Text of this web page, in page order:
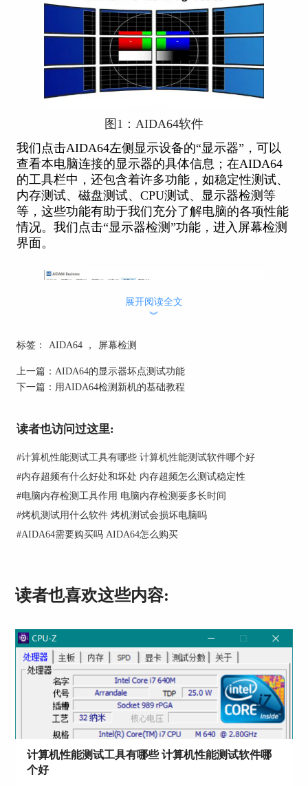
图1：AIDA64软件
我们点击AIDA64左侧显示设备的“显示器”，可以
查看本电脑连接的显示器的具体信息；在AIDA64
的工具栏中，还包含着许多功能，如稳定性测试、
内存测试、磁盘测试、CPU测试、显示器检测等
等，这些功能有助于我们充分了解电脑的各项性能
情况。我们点击“显示器检测”功能，进入屏幕检测
界面。
图2：AIDA64工具菜单
在坏点检测开始前，我们要进行一些设置。如果我
们要检测多个显示器的坏点，那么需要在“File”菜
单的“Preference”中，将AIDA64切换为多显示器模
式，如下图3红框。
图3：切换多显示器模式
展开阅读全文
︾
标签： AIDA64 ， 屏幕检测
上一篇： AIDA64的显示器坏点测试功能
下一篇： 用AIDA64检测新机的基础教程
读者也访问过这里:
#计算机性能测试工具有哪些 计算机性能测试软件哪个好
#内存超频有什么好处和坏处 内存超频怎么测试稳定性
#电脑内存检测工具作用 电脑内存检测要多长时间
#烤机测试用什么软件 烤机测试会损坏电脑吗
#AIDA64需要购买吗 AIDA64怎么购买
读者也喜欢这些内容:
计算机性能测试工具有哪些 计算机性能测试软件哪
个好